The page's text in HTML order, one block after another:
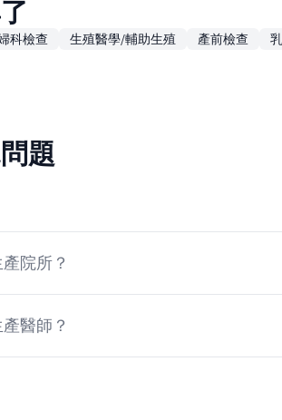
科檢查 生殖醫學/輔助生殖 產前檢查
題
院所？
醫師？